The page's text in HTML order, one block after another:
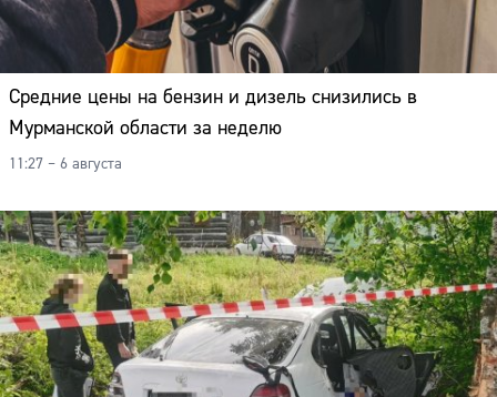
Средние цены на бензин и дизель снизились в
Мурманской области за неделю
11:27 – 6 августа